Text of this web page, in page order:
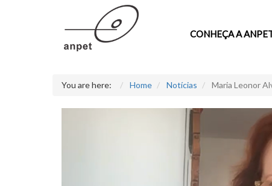
CONHEÇA A
You are here: Home Notícias Maria Leonor